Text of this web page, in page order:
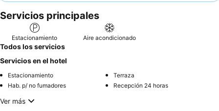
de recepciónpor su amabilidad. Para una experiencia más
tranquila, los huéspedes pueden considerar solicitar una
habitación alejada de la carretera principal.
Servicios principales
Estacionamiento Aire acondicionado
Todos los servicios
Servicios en el hotel
Estacionamiento
Terraza
Hab. p/ no fumadores
Recepción 24 horas
Ver más